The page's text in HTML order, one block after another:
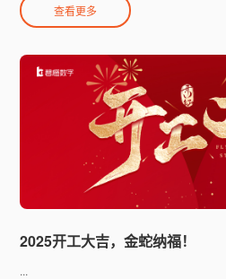
查看更多
2025开工大吉，金蛇纳福！
...